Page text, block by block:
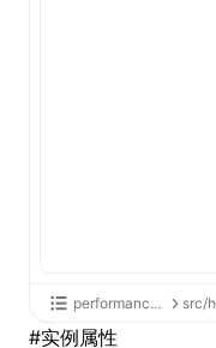
performance-api
#实例属性